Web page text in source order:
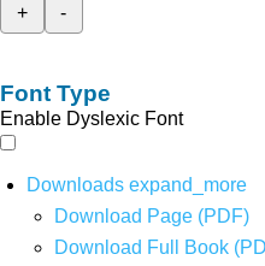
+
-
Font Type
Enable Dyslexic Font
Downloads expand_more
Download Page (PDF)
Download Full Book